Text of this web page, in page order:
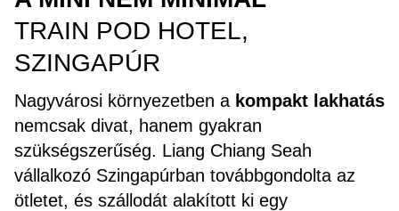
TRAIN POD HOTEL,
SZINGAPÚR
Nagyvárosi környezetben a kompakt lakhatás
nemcsak divat, hanem gyakran
szükségszerűség. Liang Chiang Seah
vállalkozó Szingapúrban továbbgondolta az
ötletet, és szállodát alakított ki egy